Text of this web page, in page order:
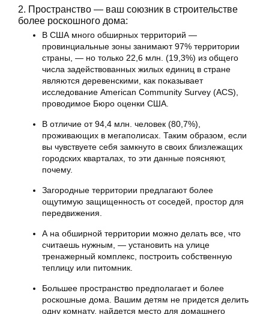
2. Пространство — ваш союзник в строительстве
более роскошного дома:
В США много обширных территорий —
провинциальные зоны занимают 97% территории
страны, — но только 22,6 млн. (19,3%) из общего
числа задействованных жилых единиц в стране
являются деревенскими, как показывает
исследование American Community Survey (ACS),
проводимое Бюро оценки США.
В отличие от 94,4 млн. человек (80,7%),
проживающих в мегаполисах. Таким образом, если
вы чувствуете себя замкнуто в своих близлежащих
городских кварталах, то эти данные поясняют,
почему.
Загородные территории предлагают более
ощутимую защищенность от соседей, простор для
передвижения.
А на обширной территории можно делать все, что
считаешь нужным, — установить на улице
тренажерный комплекс, построить собственную
теплицу или питомник.
Большее пространство предполагает и более
роскошные дома. Вашим детям не придется делить
одну комнату, найдется место для домашнего